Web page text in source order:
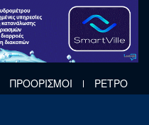
ΠΡΟΟΡΙΣΜΟΙ ΡΕΤΡΟ